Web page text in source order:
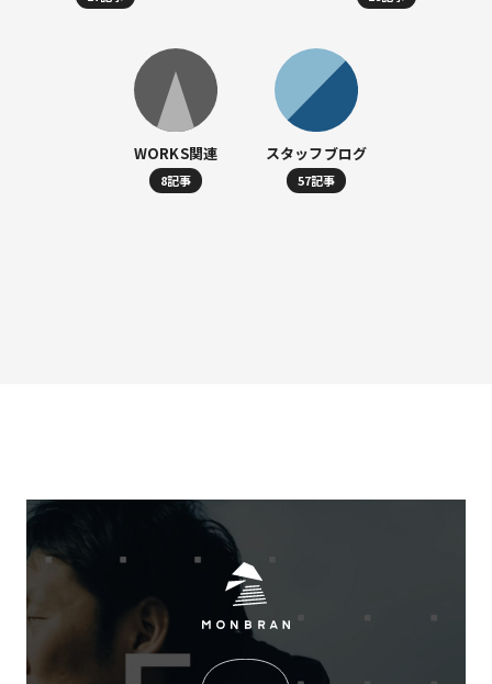
WORKS関連
8記事
スタッフブログ
57記事